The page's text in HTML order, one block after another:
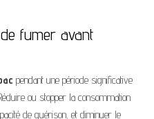
fumer avant
pendant une période significative
ou stopper la consommation
de guérison, et diminuer le